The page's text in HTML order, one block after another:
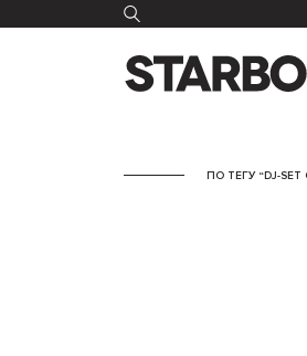
ПО ТЕГУ “DJ-